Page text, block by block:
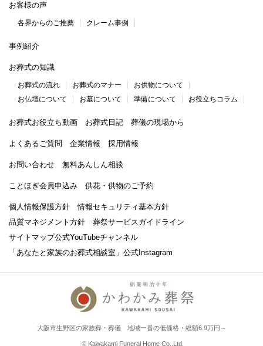
お客様の声
各界からのご推薦 クレーム事例
事例紹介
お葬式の知識
お葬式の流れ お葬式のマナー
お供物について
お仏壇について
お墓について 準備について お役立ちコラム
お葬式お役立ち動画 お葬式日記 葬儀の現場から
よくあるご質問 企業情報 採用情報
お問い合わせ 無料あんしん相談
ことほぎ会員申込み 供花・供物のご予約
個人情報保護方針
情報セキュリティ基本方針
品質マネジメント方針
葬祭サービスガイドライン
サイトマップ公式YouTubeチャンネル
「あなたと家族のお葬式相談室」 公式Instagram
大阪市生野区の家族葬・葬儀 地域一番の低価格・総額6.9万円～
© Kawakami Funeral Home Co.,Ltd.